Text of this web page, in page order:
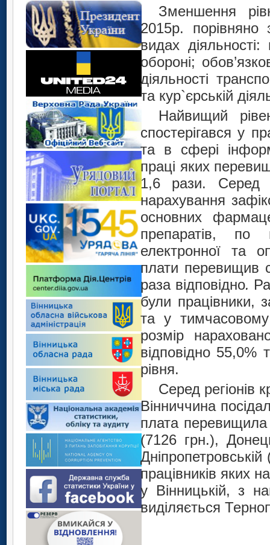
Зменшення
2015р. порівняно
видах
обороні;
діяльності
та кур`єрській
Найвищий
спостерігався у
та в сфері
праці яких
1,6 рази. Серед
нарахування
основних
препаратів, по
електронної та
плати перевищив
раза відповідно.
були працівники,
та у тимчасовому
розмір
відповідно 55,0%
рівня.
Серед регіонів
Вінниччина
плата перевищила
(7126 грн.),
працівників яких
у Вінницькій, з
виділяється